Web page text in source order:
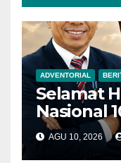
ADVENTORIAL
Selamat
Nasional
AGU 10, 2026